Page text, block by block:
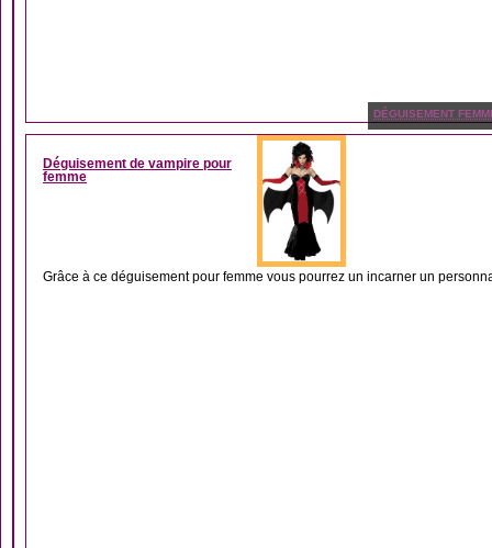
DÉGUISEMENT
Déguisement de vampire pour
femme
Grâce à ce déguisement pour femme vous pourrez un incarner un